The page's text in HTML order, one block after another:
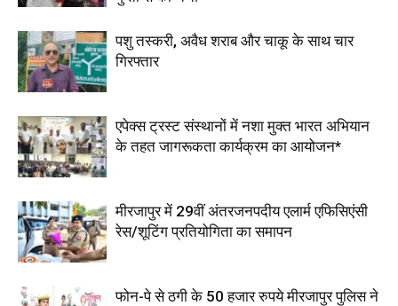
पशु तस्करी, अवैध शराब और चाकू के साथ चार
गिरफ्तार
एपेक्स ट्रस्ट संस्थानों में नशा मुक्त भारत अभियान
के तहत जागरूकता कार्यक्रम का आयोजन*
मीरजापुर में 29वीं अंतरजनपदीय एलार्म एफिसिएंसी
रेस/शूटिंग प्रतियोगिता का समापन
फोन-पे से ठगी के 50 हजार रुपये मीरजापुर पुलिस ने